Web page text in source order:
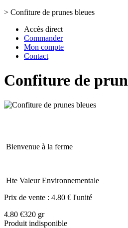
> Confiture de prunes bleues
Accès direct
Commander
Mon compte
Contact
Confiture de
Bienvenue à la ferme
Hte Valeur Environnementale
Prix de vente : 4.80 € l'unité
4.80 €320 gr
Produit indisponible